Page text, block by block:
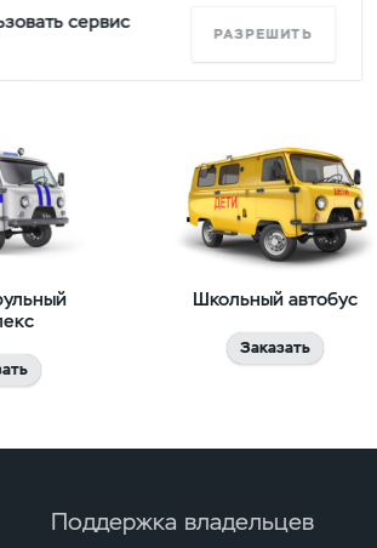
Заказать
Школьный автобус
Заказать
Поддержка владельцев
сервис
РАЗРЕШИТЬ